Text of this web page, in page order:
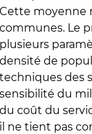
Cette moyenne
communes. Le
plusieurs
densité de
techniques des
sensibilité du
du coût du
il ne tient pas